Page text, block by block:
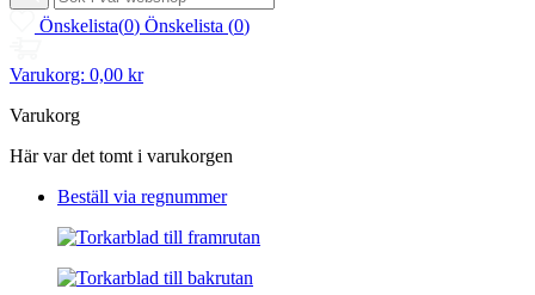
Önskelista(0) Önskelista (0)
Varukorg: 0,00 kr
Varukorg
Här var det tomt i varukorgen
Beställ via regnummer